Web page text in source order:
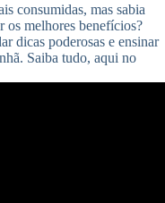
consumidas, mas sabia
os melhores benefícios?
dicas poderosas e ensinar
Saiba tudo, aqui no